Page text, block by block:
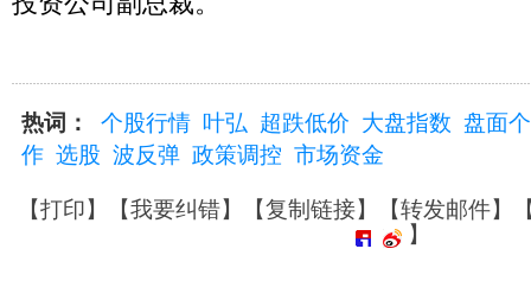
热词： 个股行情 叶弘 超跌低价 大盘指数 盘面
作 选股 波反弹 政策调控 市场资金
【打印】【我要纠错】【复制链接】【转发邮件】
】